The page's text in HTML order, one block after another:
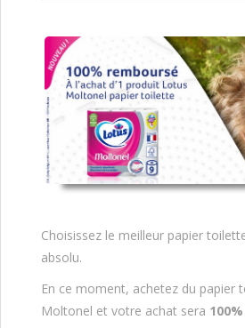
Choisissez le meilleur papier
absolu.
En ce moment, achetez du papier
Moltonel et votre achat sera